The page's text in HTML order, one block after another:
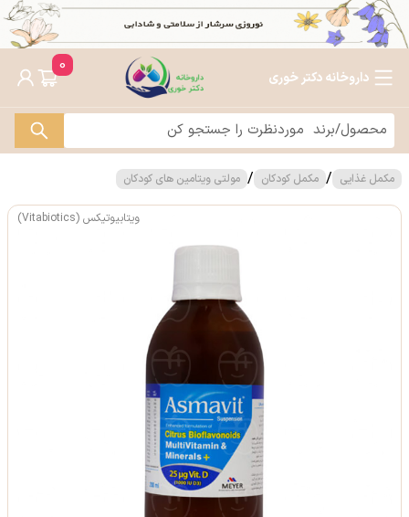
داروخانه دکتر خوری
0
مکمل غذایی / مکمل کودکان / مولتی ویتامین های کودکان
ویتابیوتیکس (Vitabiotics)